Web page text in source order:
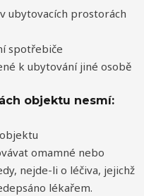
ubytovacích prostorách
spotřebiče
k ubytování jiné osobě
objektu nesmí:
omamné nebo
nejde-li o léčiva, jejichž
lékařem.